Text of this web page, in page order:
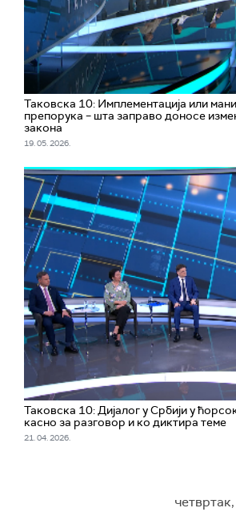
Таковска 10: Имплементација или
препорука – шта заправо доносе
закона
19. 05. 2026.
Таковска 10: Дијалог у Србији у
касно за разговор и ко диктира теме
21. 04. 2026.